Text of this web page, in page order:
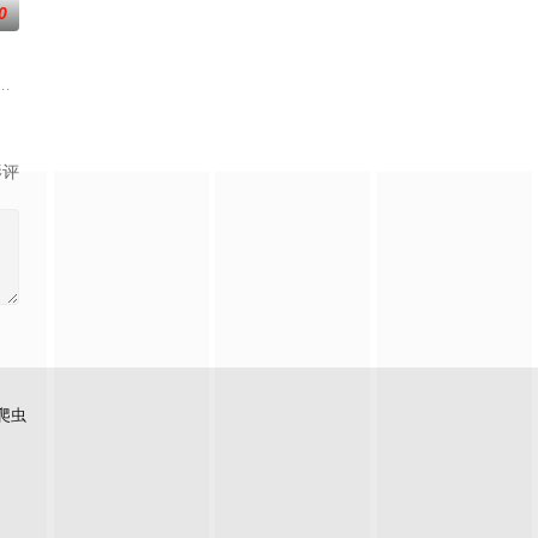
齿不清。十年后的她才学满腹、冠
未婚妻离奇死亡的真相。两人联手查出诈骗团伙头目阎礼的犯罪证据并
肉身。未央动心，却不知自身是身负玄鸟之力的夜族公主，前世相恋遭他
阳公主》。
虫